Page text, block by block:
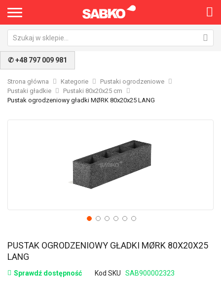
✆ +48 797 009 981
Strona główna Kategorie
Pustaki ogrodzeniowe
Pustaki gładkie
Pustaki 80x20x25 cm
Pustak ogrodzeniowy gładki MØRK 80x20x25 LANG
PUSTAK OGRODZENIOWY GŁADKI MØRK 80X20X25
LANG
Sprawdź dostępność Kod SKU SAB900002323
Nie pokazuj ponownie